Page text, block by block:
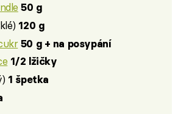
50 g
120 g
50 g + na posypání
1/2 lžičky
1 špetka